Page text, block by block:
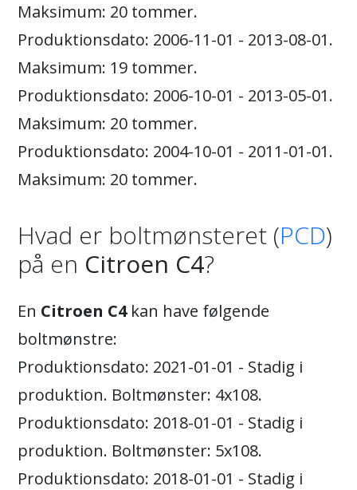
Maksimum: 20 tommer.
Produktionsdato: 2006-11-01 - 2013-08-01.
Maksimum: 19 tommer.
Produktionsdato: 2006-10-01 - 2013-05-01.
Maksimum: 20 tommer.
Produktionsdato: 2004-10-01 - 2011-01-01.
Maksimum: 20 tommer.
Hvad er boltmønsteret (PCD)
på en Citroen C4?
En Citroen C4kan have følgende
boltmønstre:
Produktionsdato: 2021-01-01 - Stadig i
produktion. Boltmønster: 4x108.
Produktionsdato: 2018-01-01 - Stadig i
produktion. Boltmønster: 5x108.
Produktionsdato: 2018-01-01 - Stadig i